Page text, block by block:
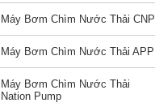
Máy Bơm Chìm Nước Thải CNP
Máy Bơm Chìm Nước Thải APP
Máy Bơm Chìm Nước Thải
Nation Pump